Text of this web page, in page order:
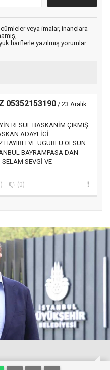
veya imalar, inançlara
harflerle yazılmış yorumlar
05352153190 / 23 Aralık
RESUL BASKANİM ÇIKMIŞ
ADAYLİGİ
HAYIRLI VE UGURLU OLSUN
BAYRAMPASA DAN
SEVGİ VE
(0)